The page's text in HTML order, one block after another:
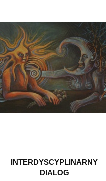
INTERDYSCYPLINARNY
DIALOG